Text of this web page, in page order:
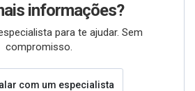
informações?
para te ajudar. Sem
compromisso.
com um especialista